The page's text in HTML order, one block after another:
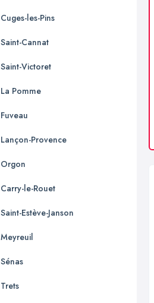
Cuges-les-Pins
Saint-Cannat
Saint-Victoret
La Pomme
Fuveau
Lançon-Provence
Orgon
Carry-le-Rouet
Saint-Estève-Janson
Meyreuil
Sénas
Trets